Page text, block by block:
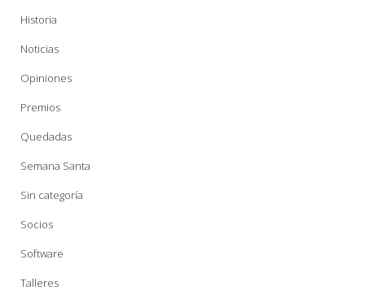
Historia
Noticias
Opiniones
Premios
Quedadas
Semana Santa
Sin categoría
Socios
Software
Talleres